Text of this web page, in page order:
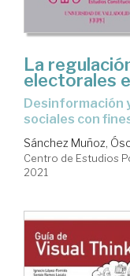
La
electorales
desinformación y microsegmentación en las redes
sociales con
Sánchez Muñoz,
Centro de Estudios
2021